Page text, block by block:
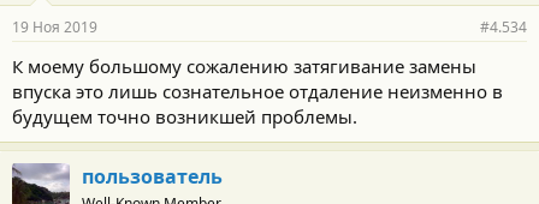
19 Ноя 2019 #4.534
К моему большому сожалению затягивание замены
впуска это лишь сознательное отдаление неизменно в
будущем точно возникшей проблемы.
пользователь